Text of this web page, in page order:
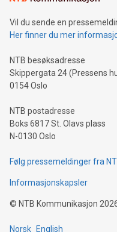
Vil du sende en
Her finner du mer
NTB besøksadresse
Skippergata 24 (Pressens
0154 Oslo
NTB postadresse
Boks 6817 St. Olavs plass
N-0130 Oslo
Følg pressemeldinger fra
Informasjonskapsler
© NTB Kommunikasjon
Norsk English